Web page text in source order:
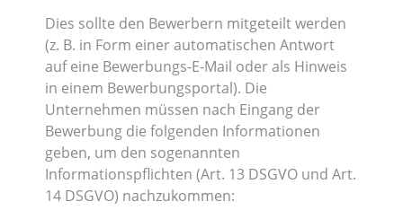
Dies sollte den Bewerbern mitgeteilt werden
(z. B. in Form einer automatischen Antwort
auf eine Bewerbungs-E-Mail oder als Hinweis
in einem Bewerbungsportal). Die
Unternehmen müssen nach Eingang der
Bewerbung die folgenden Informationen
geben, um den sogenannten
Informationspflichten (Art. 13 DSGVO und Art.
14 DSGVO) nachzukommen: